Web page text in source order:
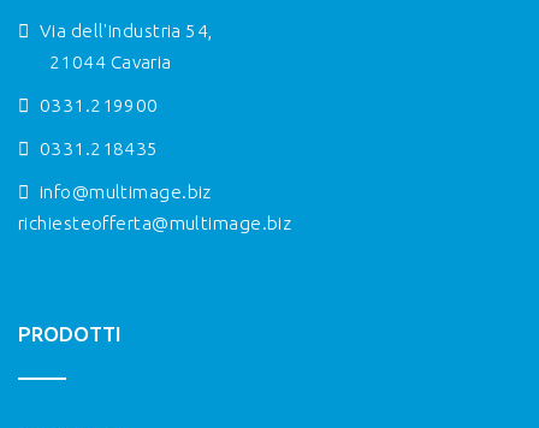
Via dell'Industria 54,
21044 Cavaria
0331.219900
0331.218435
info@multimage.biz
richiesteofferta@multimage.biz
PRODOTTI